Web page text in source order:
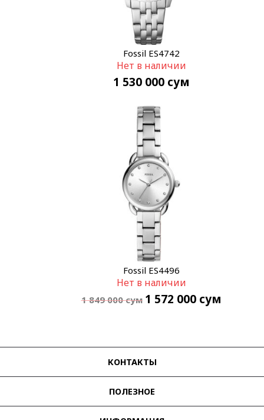
Fossil ES4742
Нет в наличии
1 530 000 сум
Fossil ES4496
Нет в наличии
1 849 000сум 1 572 000 сум
КОНТАКТЫ
ПОЛЕЗНОЕ